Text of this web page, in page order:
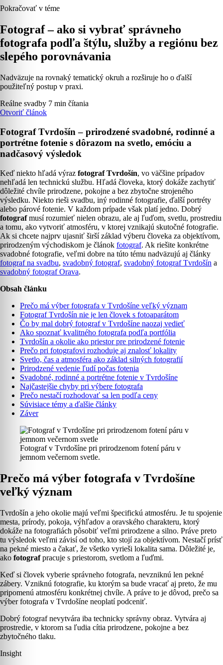
Pokračovať v téme
Fotograf – ako si vybrať správneho
fotografa podľa štýlu, služby a regiónu bez
slepého porovnávania
Nadväzuje na rovnaký tematický okruh a rozširuje ho o ďalší
použiteľný postup v praxi.
Reálne svadby 7 min čítania
Otvoriť článok
Fotograf Tvrdošín – prirodzené svadobné, rodinné a
portrétne fotenie s dôrazom na svetlo, emóciu a
nadčasový výsledok
Keď niekto hľadá výraz fotograf Tvrdošín, vo väčšine prípadov
nehľadá len technickú službu. Hľadá človeka, ktorý dokáže zachytiť
dôležité chvíle prirodzene, pokojne a bez zbytočne strojeného
výsledku. Niekto rieši svadbu, iný rodinné fotografie, ďalší portréty
alebo párové fotenie. V každom prípade však platí jedno. Dobrý
fotografmusí rozumieť nielen obrazu, ale aj ľuďom, svetlu, prostrediu
a tomu, ako vytvoriť atmosféru, v ktorej vznikajú skutočné fotografie.
Ak si chcete najprv ujasniť širší základ výberu človeka za objektívom,
prirodzeným východiskom je článok fotograf. Ak riešite konkrétne
svadobné fotografie, veľmi dobre na túto tému nadväzujú aj články
fotograf na svadbu, svadobný fotograf, svadobný fotograf Tvrdošín a
svadobný fotograf Orava.
Obsah článku
Prečo má výber fotografa v Tvrdošíne veľký význam
Fotograf Tvrdošín nie je len človek s fotoaparátom
Čo by mal dobrý fotograf v Tvrdošíne naozaj vedieť
Ako spoznať kvalitného fotografa podľa portfólia
Tvrdošín a okolie ako priestor pre prirodzené fotenie
Prečo pri fotografovi rozhoduje aj znalosť lokality
Svetlo, čas a atmosféra ako základ silných fotografií
Prirodzené vedenie ľudí počas fotenia
Svadobné, rodinné a portrétne fotenie v Tvrdošíne
Najčastejšie chyby pri výbere fotografa
Prečo nestačí rozhodovať sa len podľa ceny
Súvisiace témy a ďalšie články
Záver
Fotograf v Tvrdošíne pri prirodzenom fotení páru v
jemnom večernom svetle.
Prečo má výber fotografa v Tvrdošíne
veľký význam
Tvrdošín a jeho okolie majú veľmi špecifickú atmosféru. Je tu spojenie
mesta, prírody, pokoja, výhľadov a oravského charakteru, ktorý
dokáže na fotografiách pôsobiť veľmi prirodzene a silno. Práve preto
tu výsledok veľmi závisí od toho, kto stojí za objektívom. Nestačí prísť
na pekné miesto a čakať, že všetko vyrieši lokalita sama. Dôležité je,
ako fotografpracuje s priestorom, svetlom a ľuďmi.
Keď si človek vyberie správneho fotografa, nevzniknú len pekné
zábery. Vzniknú fotografie, ku ktorým sa bude vracať aj preto, že mu
pripomenú atmosféru konkrétnej chvíle. A práve to je dôvod, prečo sa
výber fotografa v Tvrdošíne neoplatí podceniť.
Dobrý fotograf nevytvára iba technicky správny obraz. Vytvára aj
prostredie, v ktorom sa ľudia cítia prirodzene, pokojne a bez
zbytočného tlaku.
Insight